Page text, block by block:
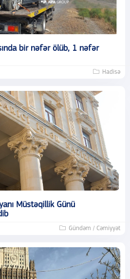
bir nəfər ölüb, 1 nəfər
Hadisə
Müstəqillik Günü
Gündəm / Cəmiyyət